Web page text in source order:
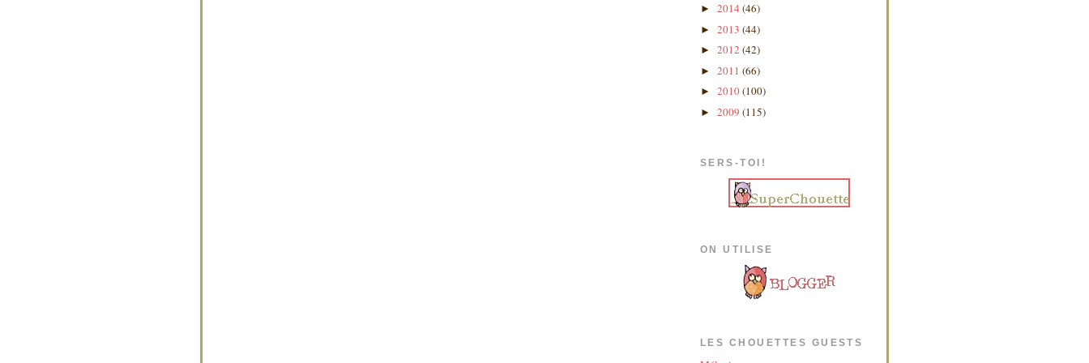
► 2014 (46)
► 2013 (44)
► 2012 (42)
► 2011 (66)
► 2010(100)
► 2009 (115)
SERS-TOI!
ON UTILISE
LES CHOUETTES GUESTS